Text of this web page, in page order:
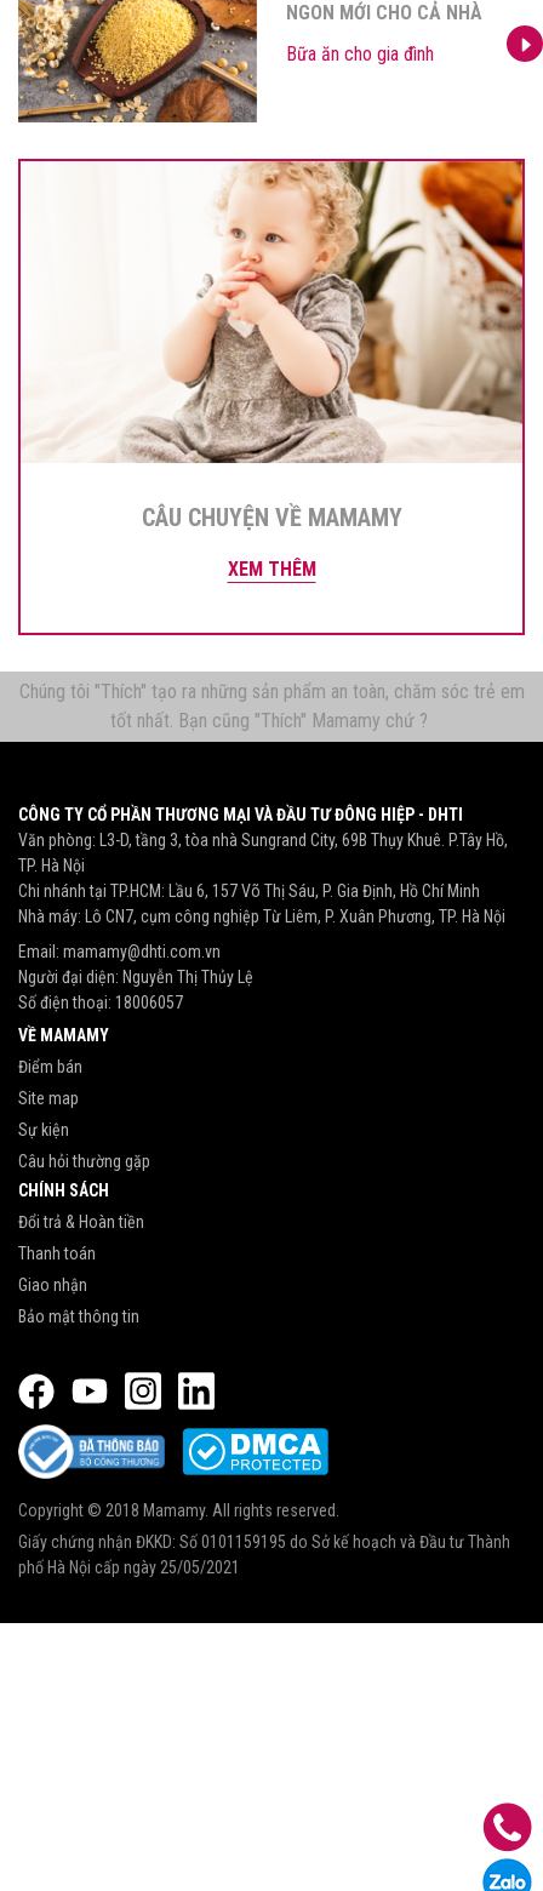
NGON MỚI CHO CẢ NHÀ
Bữa ăn cho gia đình
CÂU CHUYỆN VỀ MAMAMY
XEM THÊM
Chúng tôi "Thích" tạo ra những sản phẩm an toàn, chăm sóc trẻ em
tốt nhất. Bạn cũng "Thích" Mamamy chứ ?
CÔNG TY CỔ PHẦN THƯƠNG MẠI VÀ ĐẦU TƯ ĐÔNG HIỆP - DHTI
Văn phòng: L3-D, tầng 3, tòa nhà Sungrand City, 69B Thụy Khuê. P.Tây Hồ,
TP. Hà Nội
Chi nhánh tại TP.HCM: Lầu 6, 157 Võ Thị Sáu, P. Gia Định, Hồ Chí Minh
Nhà máy: Lô CN7, cụm công nghiệp Từ Liêm, P. Xuân Phương, TP. Hà Nội
Email: mamamy@dhti.com.vn
Người đại diện: Nguyễn Thị Thủy Lệ
Số điện thoại: 18006057
VỀ MAMAMY
Điểm bán
Site map
Sự kiện
Câu hỏi thường gặp
CHÍNH SÁCH
Đổi trả & Hoàn tiền
Thanh toán
Giao nhận
Bảo mật thông tin
Copyright © 2018 Mamamy. All rights reserved.
Giấy chứng nhận ĐKKD: Số 0101159195 do Sở kế hoạch và Đầu tư Thành
phố Hà Nội cấp ngày 25/05/2021